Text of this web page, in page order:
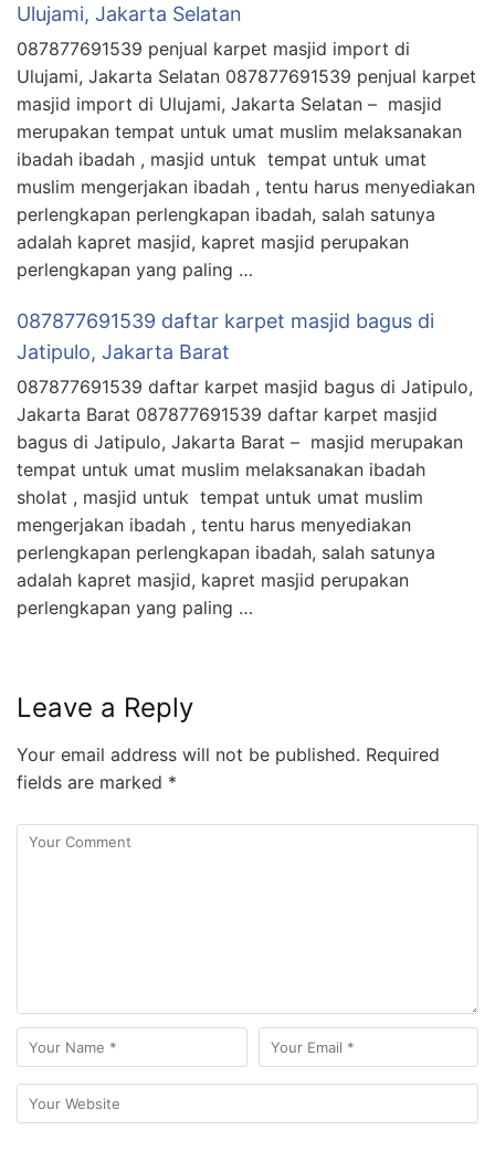
Ulujami, Jakarta Selatan
087877691539 penjual karpet masjid import di
Ulujami, Jakarta Selatan 087877691539 penjual karpet
masjid import di Ulujami, Jakarta Selatan – masjid
merupakan tempat untuk umat muslim melaksanakan
ibadah ibadah , masjid untuk tempat untuk umat
muslim mengerjakan ibadah , tentu harus menyediakan
perlengkapan perlengkapan ibadah, salah satunya
adalah kapret masjid, kapret masjid perupakan
perlengkapan yang paling …
087877691539 daftar karpet masjid bagus di
Jatipulo, Jakarta Barat
087877691539 daftar karpet masjid bagus di Jatipulo,
Jakarta Barat 087877691539 daftar karpet masjid
bagus di Jatipulo, Jakarta Barat – masjid merupakan
tempat untuk umat muslim melaksanakan ibadah
sholat , masjid untuk tempat untuk umat muslim
mengerjakan ibadah , tentu harus menyediakan
perlengkapan perlengkapan ibadah, salah satunya
adalah kapret masjid, kapret masjid perupakan
perlengkapan yang paling …
Leave a Reply
Your email address will not be published. Required
fields are marked *